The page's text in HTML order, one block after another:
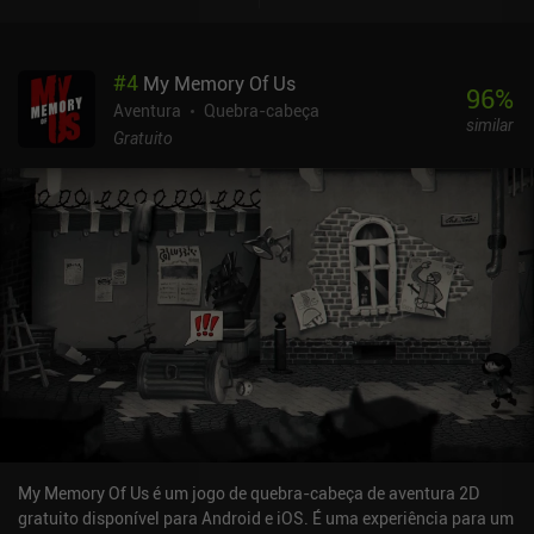
de outro mundo, de modo que a palavra "devaneio" combina
perfeitamente com o jogo. Gostei muito da progressão da história
do jogo e da maestria com que ele construiu seu suspense
infantil no início, ele aborda vários tópicos sensíveis e maduros e
dá uma guinada realmente sombria no final. Portanto, não julgue
o livro pela capa. Night Reverie é um jogo premium de US$ 6,99
sem anúncios ou iAPs. Apesar do preço um pouco alto, é um jogo
independente de alta qualidade que, tenho certeza, agradará a
todos os fãs de jogos de aventura emocional.
#4 My Memory Of Us
Aventura
Quebra-cabeça
Gratuito
96%
similar
My Memory Of Us é um jogo de quebra-cabeça de aventura 2D
gratuito disponível para Android e iOS. É uma experiência para um